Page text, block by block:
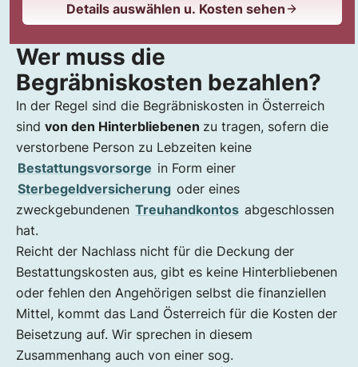
Details auswählen u. Kosten sehen
Wer muss die
Begräbniskosten bezahlen?
In der Regel sind die Begräbniskosten in Österreich
sind von den Hinterbliebenen zu tragen, sofern die
verstorbene Person zu Lebzeiten keine
Bestattungsvorsorge in Form einer
Sterbegeldversicherung oder eines
zweckgebundenen Treuhandkontos abgeschlossen
hat.
Reicht der Nachlass nicht für die Deckung der
Bestattungskosten aus, gibt es keine Hinterbliebenen
oder fehlen den Angehörigen selbst die finanziellen
Mittel, kommt das Land Österreich für die Kosten der
Beisetzung auf. Wir sprechen in diesem
Zusammenhang auch von einer sog.